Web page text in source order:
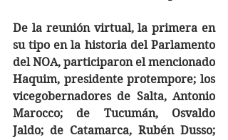
De la reunión virtual, la primera en
su tipo en la historia del Parlamento
del NOA, participaron el mencionado
Haquim, presidente protempore; los
vicegobernadores de Salta, Antonio
Marocco; de Tucumán, Osvaldo
Jaldo; de Catamarca, Rubén Dusso;